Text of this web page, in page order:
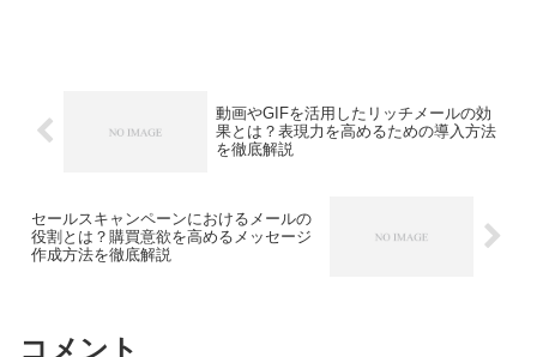
動画やGIFを活用したリッチメールの効
果とは？表現力を高めるための導入方法
を徹底解説
セールスキャンペーンにおけるメールの
役割とは？購買意欲を高めるメッセージ
作成方法を徹底解説
コメント